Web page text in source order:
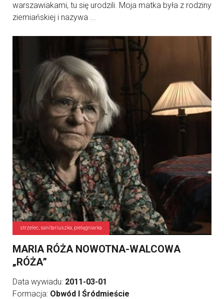
warszawiakami, tu się urodzili. Moja matka była z rodziny
ziemiańskiej i nazywa ...
strzelec, sanitariuszka, pielęgniarka
MARIA RÓŻA NOWOTNA-WALCOWA
„RÓŻA”
Data wywiadu: 2011-03-01
Formacja: Obwód I Śródmieście